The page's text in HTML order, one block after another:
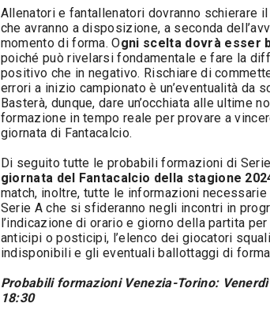
Allenatori e fantallenatori dovranno schierare
che avranno a disposizione, a seconda
momento di forma. Ogni scelta dovrà esser
poiché può rivelarsi fondamentale e fare la
positivo che in negativo. Rischiare di
errori a inizio campionato è un’eventualità da
Basterà, dunque, dare un’occhiata alle ultime
formazione in tempo reale per provare a
giornata di Fantacalcio.
Di seguito tutte le probabili formazioni di
giornata del Fantacalcio della stagione
match, inoltre, tutte le informazioni
Serie A che si sfideranno negli incontri in
l’indicazione di orario e giorno della partita
anticipi o posticipi, l’elenco dei giocatori
indisponibili e gli eventuali ballottaggi di
Probabili formazioni Venezia-Torino:
18:30